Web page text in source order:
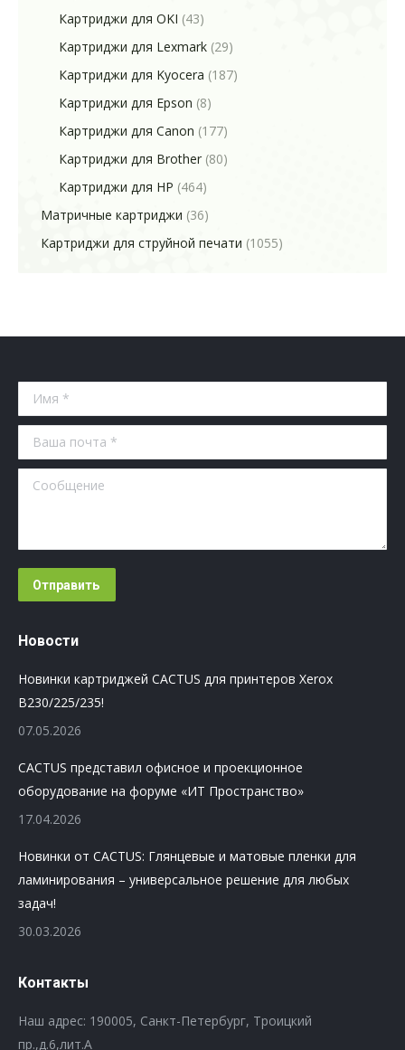
Картриджи для OKI (43)
Картриджи для Lexmark (29)
Картриджи для Kyocera (187)
Картриджи для Epson (8)
Картриджи для Canon (177)
Картриджи для Brother (80)
Картриджи для HP (464)
Матричные картриджи (36)
Картриджи для струйной печати (1055)
Имя *
Ваша почта *
Сообщение
Отправить
Новости
Новинки картриджей CACTUS для принтеров Xerox
B230/225/235!
07.05.2026
CACTUS представил офисное и проекционное
оборудование на форуме «ИТ Пространство»
17.04.2026
Новинки от CACTUS: Глянцевые и матовые пленки для
ламинирования – универсальное решение для любых
задач!
30.03.2026
Контакты
Наш адрес: 190005, Санкт-Петербург, Троицкий
пр.,д.6,лит.А